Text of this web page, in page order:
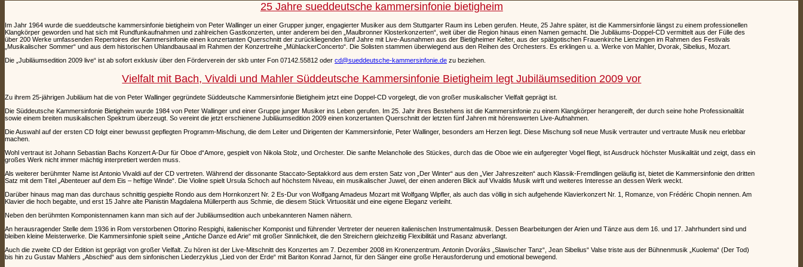
25 Jahre sueddeutsche kammersinfonie bietigheim
Im Jahr 1964 wurde die sueddeutsche kammersinfonie bietigheim von Peter Wallinger un einer Grupper junger, engagierter Musiker aus dem Stuttgarter Raum ins Leben gerufen. Heute, 25 Jahre später, ist die Kammersinfonie längst zu einem professionellen
Klangkörper geworden und hat sich mit Rundfunkaufnahmen und zahlreichen Gastkonzerten, unter anderem bei den „Maulbronner Klosterkonzerten“, weit über die Region hinaus einen Namen gemacht. Die Jubiläums-Doppel-CD vermittelt aus der Fülle des
über 200 Werke umfassenden Repertoires der Kammersinfonie einen konzertanten Querschnitt der zurückliegenden fünf Jahre mit Live-Ausnahmen aus der Bietigheimer Kelter, aus der spätgotischen Frauenkirche Lienzingen im Rahmen des Festivals
„Musikalischer Sommer“ und aus dem historischen Uhlandbausaal im Rahmen der Konzertreihe „MühlackerConcerto“. Die Solisten stammen überwiegend aus den Reihen des Orchesters. Es erklingen u. a. Werke von Mahler, Dvorak, Sibelius, Mozart.
Die „Jubiläumsedition 2009 live“ ist ab sofort exklusiv über den Förderverein der skb unter Fon 07142.55812 oder cd@sueddeutsche-kammersinfonie.de zu beziehen.
Vielfalt mit Bach, Vivaldi und Mahler Süddeutsche Kammersinfonie Bietigheim legt Jubiläumsedition 2009 vor
Zu ihrem 25-jährigen Jubiläum hat die von Peter Wallinger gegründete Süddeutsche Kammersinfonie Bietigheim jetzt eine Doppel-CD vorgelegt, die von großer musikalischer Vielfalt geprägt ist.
Die Süddeutsche Kammersinfonie Bietigheim wurde 1984 von Peter Wallinger und einer Gruppe junger Musiker ins Leben gerufen. Im 25. Jahr ihres Bestehens ist die Kammersinfonie zu einem Klangkörper herangereift, der durch seine hohe Professionalität
sowie einem breiten musikalischen Spektrum überzeugt. So vereint die jetzt erschienene Jubiläumsedition 2009 einen konzertanten Querschnitt der letzten fünf Jahren mit hörenswerten Live-Aufnahmen.
Die Auswahl auf der ersten CD folgt einer bewusst gepflegten Programm-Mischung, die dem Leiter und Dirigenten der Kammersinfonie, Peter Wallinger, besonders am Herzen liegt. Diese Mischung soll neue Musik vertrauter und vertraute Musik neu erlebbar
machen.
Wohl vertraut ist Johann Sebastian Bachs Konzert A-Dur für Oboe d“Amore, gespielt von Nikola Stolz, und Orchester. Die sanfte Melancholie des Stückes, durch das die Oboe wie ein aufgeregter Vogel fliegt, ist Ausdruck höchster Musikalität und zeigt, dass ein
großes Werk nicht immer mächtig interpretiert werden muss.
Als weiterer berühmter Name ist Antonio Vivaldi auf der CD vertreten. Während der dissonante Staccato-Septakkord aus dem ersten Satz von „Der Winter“ aus den „Vier Jahreszeiten“ auch Klassik-Fremdlingen geläufig ist, bietet die Kammersinfonie den dritten
Satz mit dem Titel „Abenteuer auf dem Eis – heftige Winde“. Die Violine spielt Ursula Schoch auf höchstem Niveau, ein musikalischer Juwel, der einen anderen Blick auf Vivaldis Musik wirft und weiteres Interesse an dessen Werk weckt.
Darüber hinaus mag man das durchaus schnittig gespielte Rondo aus dem Hornkonzert Nr. 2 Es-Dur von Wolfgang Amadeus Mozart mit Wolfgang Wipfler, als auch das völlig in sich aufgehende Klavierkonzert Nr. 1, Romanze, von Frédéric Chopin nennen. Am
Klavier die hoch begabte, und erst 15 Jahre alte Pianistin Magdalena Müllerperth aus Schmie, die diesem Stück Virtuosität und eine eigene Eleganz verleiht.
Neben den berühmten Komponistennamen kann man sich auf der Jubiläumsedition auch unbekannteren Namen nähern.
An herausragender Stelle dem 1936 in Rom verstorbenen Ottorino Respighi, italienischer Komponist und führender Vertreter der neueren italienischen Instrumentalmusik. Dessen Bearbeitungen der Arien und Tänze aus dem 16. und 17. Jahrhundert sind und
bleiben kleine Meisterwerke. Die Kammersinfonie spielt seine „Antiche Danze ed Arie“ mit großer Sinnlichkeit, die den Streichern gleichzeitig Flexibilität und Rasanz abverlangt.
Auch die zweite CD der Edition ist geprägt von großer Vielfalt. Zu hören ist der Live-Mitschnitt des Konzertes am 7. Dezember 2008 im Kronenzentrum. Antonin Dvoráks „Slawischer Tanz“, Jean Sibelius“ Valse triste aus der Bühnenmusik „Kuolema“ (Der Tod)
bis hin zu Gustav Mahlers „Abschied“ aus dem sinfonischen Liederzyklus „Lied von der Erde“ mit Bariton Konrad Jarnot, für den Sänger eine große Herausforderung und emotional bewegend.